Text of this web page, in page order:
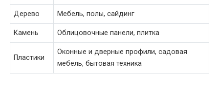
Дерево Мебель, полы, сайдинг
Камень Облицовочные панели, плитка
Пластики
Оконные и дверные профили, садовая
мебель, бытовая техника